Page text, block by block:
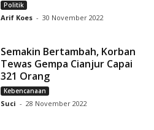
Politik
Arif Koes - 30 November 2022
Semakin Bertambah, Korban
Tewas Gempa Cianjur Capai
321 Orang
Kebencanaan
Suci - 28 November 2022